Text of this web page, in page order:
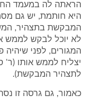
הראתה לה במעמד
היא חותמת, יש גם
המבקשת בתצהיר,
לא יוכל לבקש לממש
המגורים, לפני
לתצהיר המבקשת).
כאמור, גם גרסה זו